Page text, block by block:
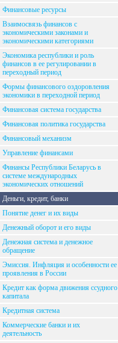
Финансовые ресурсы
Взаимосвязь финансов с
экономическими законами и
экономическими категориями
Экономика республики и роль
финансов в ее регулировании в
переходный период
Формы финансового оздоровления
экономики в переходной период
Финансовая система государства
Финансовая политика государства
Финансовый механизм
Управление финансами
Финансы Республики Беларусь в
системе международных
экономических отношений
Деньги, кредит, банки
Понятие денег и их виды
Денежный оборот и его виды
Денежная система и денежное
обращение
Эмиссия. Инфляция и особенности ее
проявления в России
Кредит как форма движения ссудного
капитала
Кредитная система
Коммерческие банки и их
деятельность